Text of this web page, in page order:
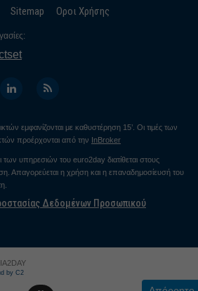
Sitemap Οροι Χρήσης
εμφανίζονται με καθυστέρηση 15’. Οι τιμές των
προέρχονται από την InBroker
υπηρεσιών του euro2day διατίθεται στους
Απαγορεύεται η χρήση και η επαναδημοσίευσή του
Δεδομένων Προσωπικού
by C2